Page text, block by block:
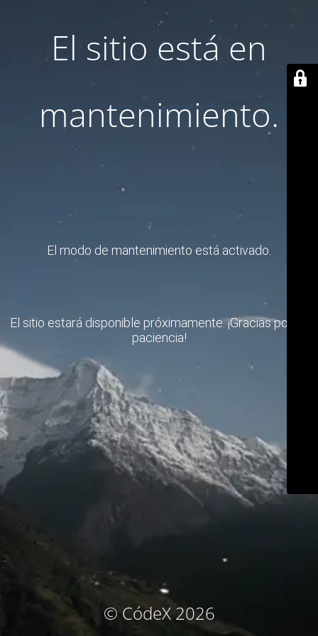
El sitio está en
mantenimiento.
El modo de mantenimiento está activado.
El sitio estará disponible próximamente. ¡Gracias por su
paciencia!
© CódeX 2026